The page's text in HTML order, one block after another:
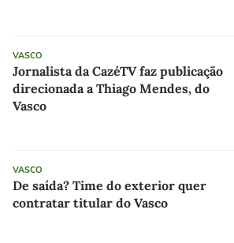
VASCO
Jornalista da CazéTV faz publicação
direcionada a Thiago Mendes, do
Vasco
VASCO
De saída? Time do exterior quer
contratar titular do Vasco